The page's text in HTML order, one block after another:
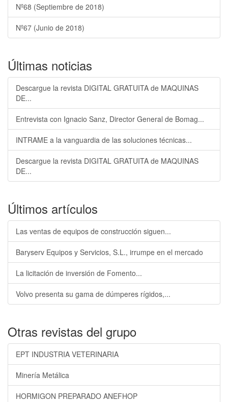
Nº68 (Septiembre de 2018)
Nº67 (Junio de 2018)
Últimas noticias
Descargue la revista DIGITAL GRATUITA de MAQUINAS
DE...
Entrevista con Ignacio Sanz, Director General de Bomag...
INTRAME a la vanguardia de las soluciones técnicas...
Descargue la revista DIGITAL GRATUITA de MAQUINAS
DE...
Últimos artículos
Las ventas de equipos de construcción siguen...
Baryserv Equipos y Servicios, S.L., irrumpe en el mercado
La licitación de inversión de Fomento...
Volvo presenta su gama de dúmperes rígidos,...
Otras revistas del grupo
EPT INDUSTRIA VETERINARIA
Minería Metálica
HORMIGON PREPARADO ANEFHOP